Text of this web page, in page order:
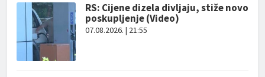
RS: Cijene dizela divljaju, stiže novo
poskupljenje (Video)
07.08.2026. | 21:55